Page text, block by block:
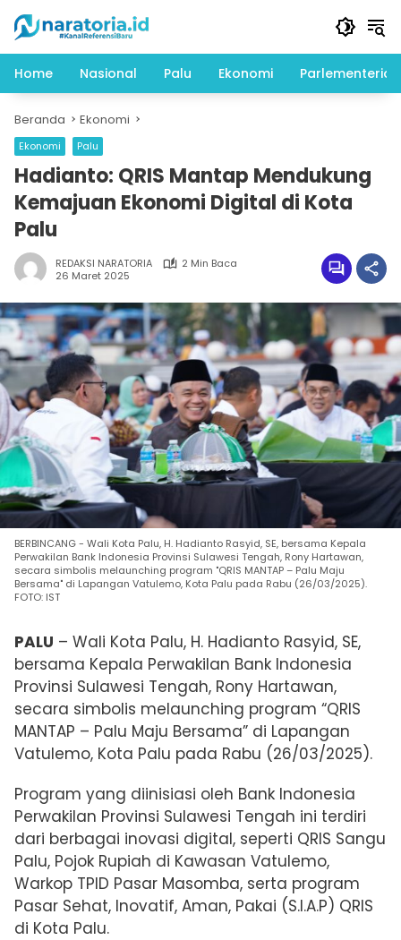
konten
Home
Nasional Palu Ekonomi Parlementeria
Beranda Ekonomi
Ekonomi Palu
Hadianto: QRIS Mantap Mendukung
Kemajuan Ekonomi Digital di Kota
Palu
REDAKSI NARATORIA
2 Min Baca
26 Maret 2025
BERBINCANG - Wali Kota Palu, H. Hadianto Rasyid, SE, bersama Kepala
Perwakilan Bank Indonesia Provinsi Sulawesi Tengah, Rony Hartawan,
secara simbolis melaunching program "QRIS MANTAP – Palu Maju
Bersama" di Lapangan Vatulemo, Kota Palu pada Rabu (26/03/2025).
FOTO: IST
PALU – Wali Kota Palu, H. Hadianto Rasyid, SE,
bersama Kepala Perwakilan Bank Indonesia
Provinsi Sulawesi Tengah, Rony Hartawan,
secara simbolis melaunching program “QRIS
MANTAP – Palu Maju Bersama” di Lapangan
Vatulemo, Kota Palu pada Rabu (26/03/2025).
Program yang diinisiasi oleh Bank Indonesia
Perwakilan Provinsi Sulawesi Tengah ini terdiri
dari berbagai inovasi digital, seperti QRIS Sangu
Palu, Pojok Rupiah di Kawasan Vatulemo,
Warkop TPID Pasar Masomba, serta program
Pasar Sehat, Inovatif, Aman, Pakai (S.I.A.P) QRIS
di Kota Palu.